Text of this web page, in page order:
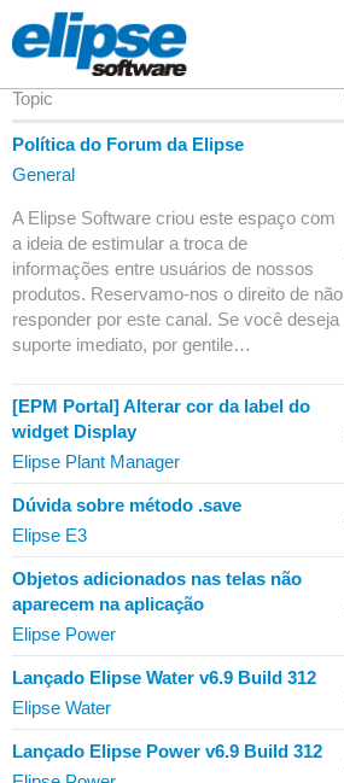
Topic
Política do Forum da Elipse
General
A Elipse Software criou este espaço com
a ideia de estimular a troca de
informações entre usuários de nossos
produtos. Reservamo-nos o direito de não
responder por este canal. Se você deseja
suporte imediato, por gentile…
[EPM Portal] Alterar cor da label do
widget Display
Elipse Plant Manager
Dúvida sobre método .save
Elipse E3
Objetos adicionados nas telas não
aparecem na aplicação
Elipse Power
Lançado Elipse Water v6.9 Build 312
Elipse Water
Lançado Elipse Power v6.9 Build 312